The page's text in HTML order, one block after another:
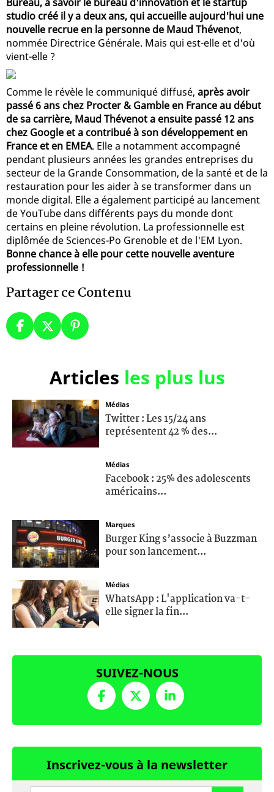
studio créé il y a deux ans, qui accueille aujourd'hui une
nouvelle recrue en la personne de Maud Thévenot,
nommée Directrice Générale. Mais qui est-elle et d'où
vient-elle ?
Comme le révèle le communiqué diffusé, après avoir
passé 6 ans chez Procter & Gamble en France au début
de sa carrière, Maud Thévenot a ensuite passé 12 ans
chez Google et a contribué à son développement en
France et en EMEA. Elle a notamment accompagné
pendant plusieurs années les grandes entreprises du
secteur de la Grande Consommation, de la santé et de la
restauration pour les aider à se transformer dans un
monde digital. Elle a également participé au lancement
de YouTube dans différents pays du monde dont
certains en pleine révolution. La professionnelle est
diplômée de Sciences-Po Grenoble et de l'EM Lyon.
Bonne chance à elle pour cette nouvelle aventure
professionnelle !
Partager ce Contenu
Articles les plus lus
Médias
Twitter : Les 15/24 ans
représentent 42 % des...
Médias
Facebook : 25% des adolescents
américains...
Marques
Burger King s’associe à Buzzman
pour son lancement...
Médias
WhatsApp : L'application va-t-
elle signer la fin...
SUIVEZ-NOUS
Inscrivez-vous à la newsletter